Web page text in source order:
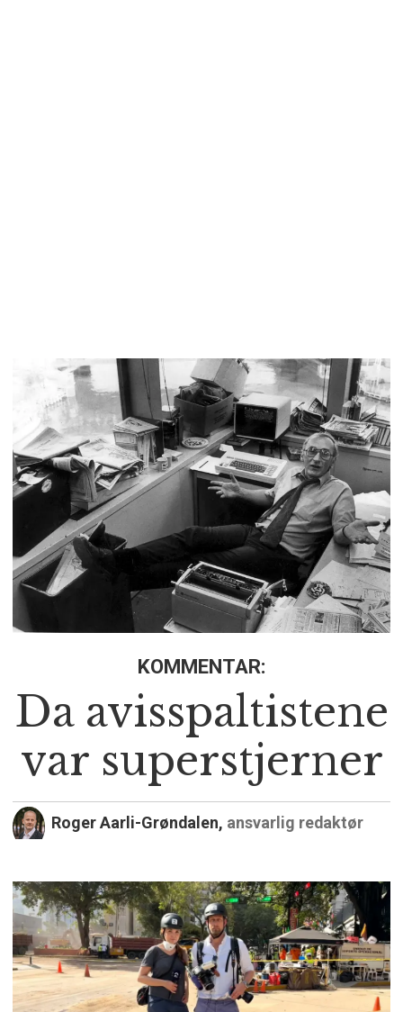
KOMMENTAR:
Da avisspaltistene
var superstjerner
Roger Aarli-Grøndalen, ansvarlig redaktør